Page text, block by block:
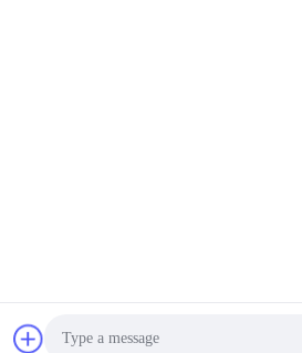
2023-2026 Shenzhen Meigaolan
Alle rechten